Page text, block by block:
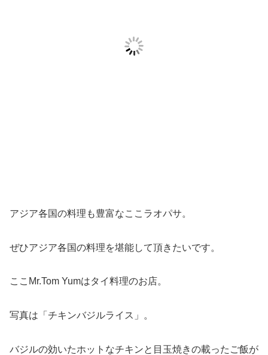
アジア各国の料理も豊富なここラオパサ。
ぜひアジア各国の料理を堪能して頂きたいです。
ここMr.Tom Yumはタイ料理のお店。
写真は「チキンバジルライス」。
バジルの効いたホットなチキンと目玉焼きの載ったご飯が